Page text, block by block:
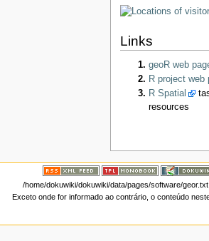
Links
geoR web
R project web
R Spatial
resources
/home/dokuwiki/dokuwiki/data/pages/software/geor.txt
Exceto onde for informado ao contrário, o conteúdo